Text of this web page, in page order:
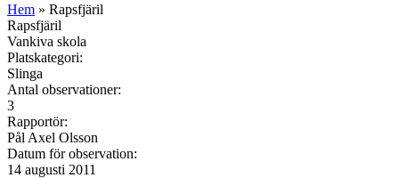
Hem » Rapsfjäril
Rapsfjäril
Vankiva skola
Platskategori:
Slinga
Antal observationer:
3
Rapportör:
Pål Axel Olsson
Datum för observation:
14 augusti 2011